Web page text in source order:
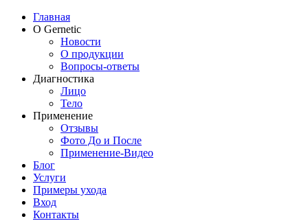
Главная
О Gernetic
Новости
О продукции
Вопросы-ответы
Диагностика
Лицо
Тело
Применение
Отзывы
Фото До и После
Применение-Видео
Блог
Услуги
Примеры ухода
Вход
Контакты